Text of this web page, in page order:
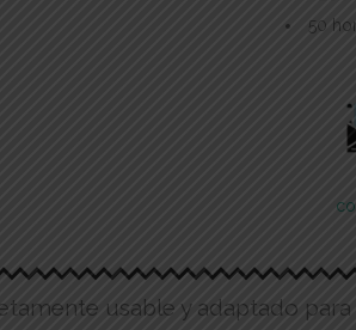
50
usable y adaptado